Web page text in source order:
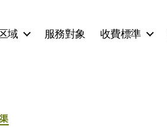
域 服務對象 收費標準